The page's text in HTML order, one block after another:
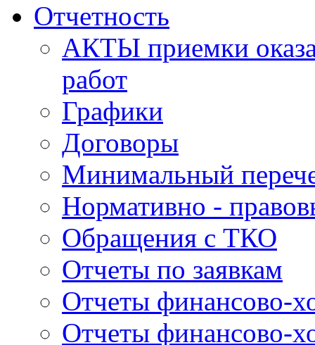
Отчетность
АКТЫ приемки
работ
Графики
Договоры
Минимальный
Нормативно -
Обращения с ТКО
Отчеты по заявкам
Отчеты финансово-
Отчеты финансово-